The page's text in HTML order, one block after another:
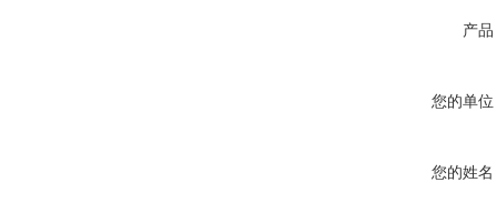
产品
您的单位
您的姓名